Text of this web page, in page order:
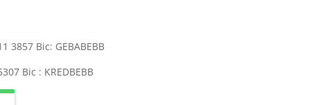
3857 Bic: GEBABEBB
Bic : KREDBEBB